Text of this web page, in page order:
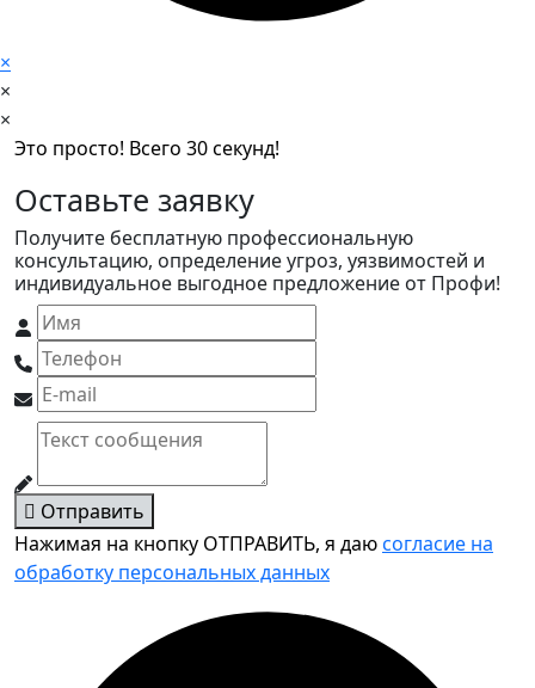
×
×
×
Это просто! Всего 30 секунд!
Оставьте заявку
Получите бесплатную профессиональную
консультацию, определение угроз, уязвимостей и
индивидуальное выгодное предложение от Профи!
Отправить
Нажимая на кнопку ОТПРАВИТЬ, я даюсогласие на
обработку персональных данных